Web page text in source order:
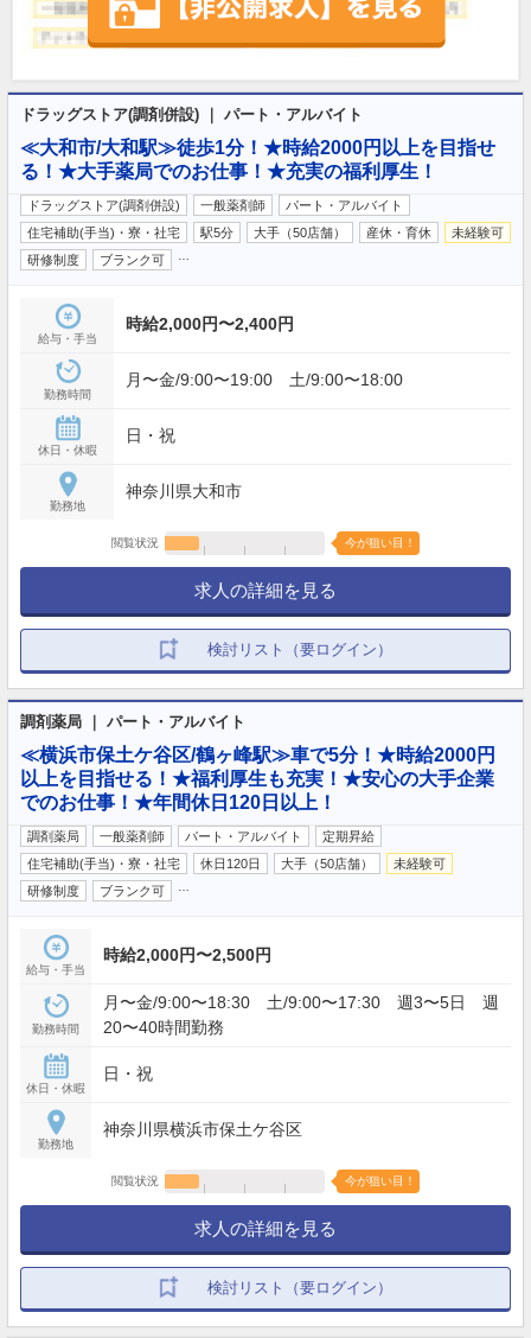
ドラッグストア(調剤併設) ｜ パート・アルバイト
≪大和市/大和駅≫徒歩1分！★時給2000円以上を目指せ
る！★大手薬局でのお仕事！★充実の福利厚生！
ドラッグストア(調剤併設) 一般薬剤師
パート・アルバイト
住宅補助(手当)・寮・社宅
駅5分 大手（50店舗） 産休・育休
未経験可
研修制度
ブランク可
給与・手当
時給2,000円〜2,400円
勤務時間
月〜金/9:00〜19:00 土/9:00〜18:00
休日・休暇
日・祝
勤務地
神奈川県大和市
閲覧状況 今が狙い目！
求人の詳細を見る
検討リスト（要ログイン）
調剤薬局 ｜ パート・アルバイト
≪横浜市保土ケ谷区/鶴ヶ峰駅≫車で5分！★時給2000円
以上を目指せる！★福利厚生も充実！★安心の大手企業
でのお仕事！★年間休日120日以上！
調剤薬局 一般薬剤師 パート・アルバイト
定期昇給
住宅補助(手当)・寮・社宅
休日120日 大手（50店舗）
未経験可
研修制度
ブランク可
給与・手当
時給2,000円〜2,500円
勤務時間
月〜金/9:00〜18:30 土/9:00〜17:30 週3〜5日 週
20〜40時間勤務
休日・休暇
日・祝
勤務地
神奈川県横浜市保土ケ谷区
閲覧状況 今が狙い目！
求人の詳細を見る
検討リスト（要ログイン）